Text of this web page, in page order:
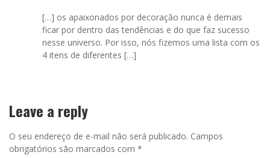
[…] os apaixonados por decoração nunca é demais
ficar por dentro das tendências e do que faz sucesso
nesse universo. Por isso, nós fizemos uma lista com os
4 itens de diferentes […]
Leave a reply
O seu endereço de e-mail não será publicado. Campos
obrigatórios são marcados com *